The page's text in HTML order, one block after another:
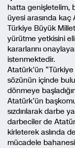
hatta genişletelim,
üyesi arasında
Türkiye Büyük
yürütme yetkisini
kararlarını
istenmektedir.
Atatürk’ün
sözünün içinde
dönmeye
Atatürk’ün
sızdırılarak darbe
darbeciler de
kirleterek aslında
mücadele bahanesi